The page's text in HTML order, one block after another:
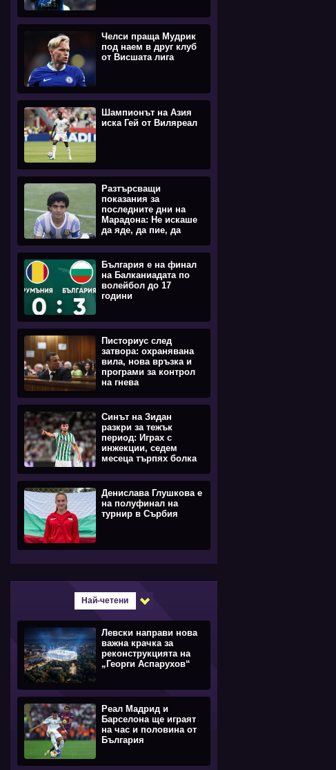
Челси праща Мудрик
под наем в друг клуб
от Висшата лига
Шампионът на Азия
иска Гей от Виляреал
Разтърсващи
показания за
последните дни на
Марадона: Не искаше
да яде, да пие, да
България е на финал
на Балканиадата по
волейбол до 17
години
Писториус след
затвора: охранявана
вила, нова връзка и
програми за контрол
на гнева
Синът на Зидан
разкри за тежък
период: Играх с
инжекции, седем
месеца търпях болка
Денислава Глушкова е
на полуфинал на
турнир в Сърбия
Най-четени
Левски направи нова
важна крачка за
реконструкцията на
„Георги Аспарухов“
Реал Мадрид и
Барселона ще играят
на час и половина от
България